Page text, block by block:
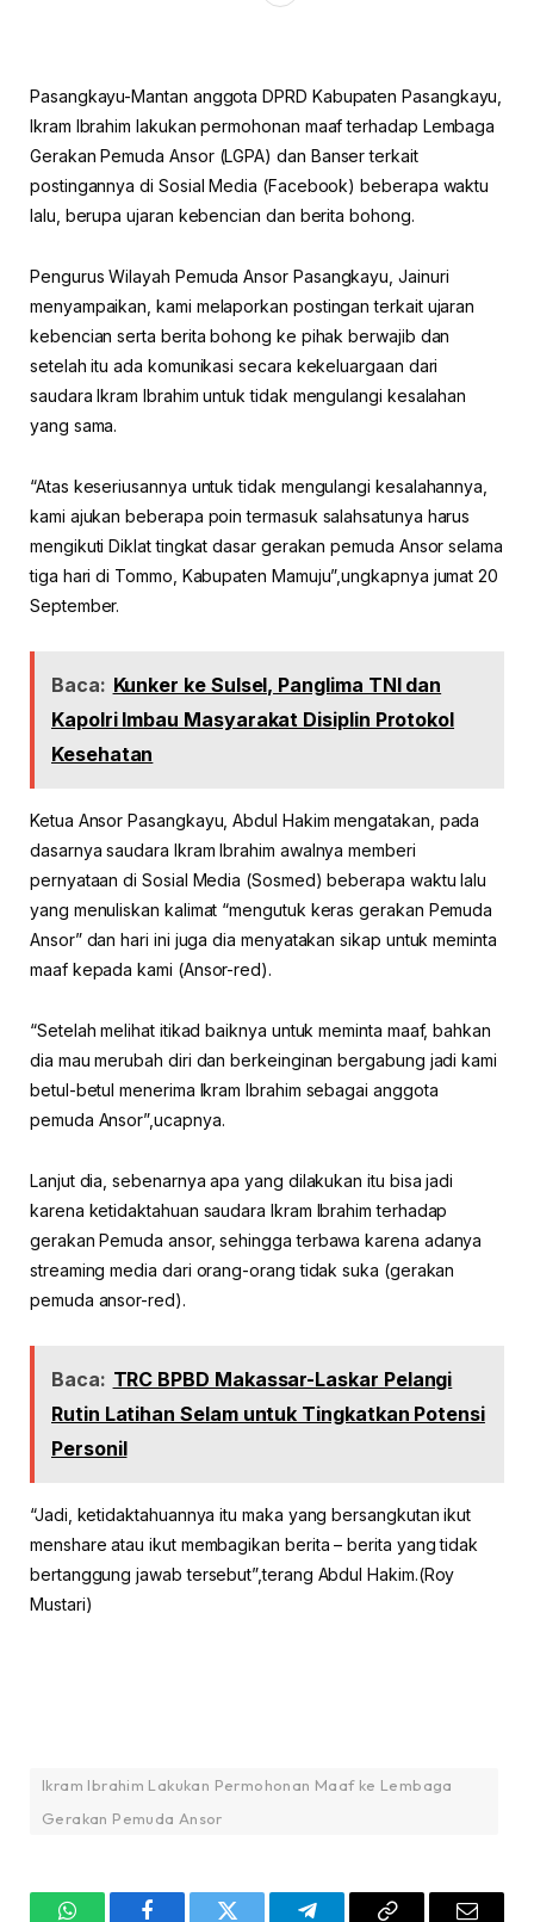
Pasangkayu-Mantan anggota DPRD Kabupaten Pasangkayu,
Ikram Ibrahim lakukan permohonan maaf terhadap Lembaga
Gerakan Pemuda Ansor (LGPA) dan Banser terkait
postingannya di Sosial Media (Facebook) beberapa waktu
lalu, berupa ujaran kebencian dan berita bohong.
Pengurus Wilayah Pemuda Ansor Pasangkayu, Jainuri
menyampaikan, kami melaporkan postingan terkait ujaran
kebencian serta berita bohong ke pihak berwajib dan
setelah itu ada komunikasi secara kekeluargaan dari
saudara Ikram Ibrahim untuk tidak mengulangi kesalahan
yang sama.
“Atas keseriusannya untuk tidak mengulangi kesalahannya,
kami ajukan beberapa poin termasuk salahsatunya harus
mengikuti Diklat tingkat dasar gerakan pemuda Ansor selama
tiga hari di Tommo, Kabupaten Mamuju”,ungkapnya jumat 20
September.
Baca: Kunker ke Sulsel, Panglima TNI dan
Kapolri Imbau Masyarakat Disiplin Protokol
Kesehatan
Ketua Ansor Pasangkayu, Abdul Hakim mengatakan, pada
dasarnya saudara Ikram Ibrahim awalnya memberi
pernyataan di Sosial Media (Sosmed) beberapa waktu lalu
yang menuliskan kalimat “mengutuk keras gerakan Pemuda
Ansor” dan hari ini juga dia menyatakan sikap untuk meminta
maaf kepada kami (Ansor-red).
“Setelah melihat itikad baiknya untuk meminta maaf, bahkan
dia mau merubah diri dan berkeinginan bergabung jadi kami
betul-betul menerima Ikram Ibrahim sebagai anggota
pemuda Ansor”,ucapnya.
Lanjut dia, sebenarnya apa yang dilakukan itu bisa jadi
karena ketidaktahuan saudara Ikram Ibrahim terhadap
gerakan Pemuda ansor, sehingga terbawa karena adanya
streaming media dari orang-orang tidak suka (gerakan
pemuda ansor-red).
Baca: TRC BPBD Makassar-Laskar Pelangi
Rutin Latihan Selam untuk Tingkatkan Potensi
Personil
“Jadi, ketidaktahuannya itu maka yang bersangkutan ikut
menshare atau ikut membagikan berita – berita yang tidak
bertanggung jawab tersebut”,terang Abdul Hakim.(Roy
Mustari)
Ikram Ibrahim Lakukan Permohonan Maaf ke Lembaga
Gerakan Pemuda Ansor